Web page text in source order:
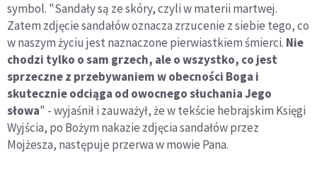
symbol. "Sandały są ze skóry, czyli w materii martwej.
Zatem zdjęcie sandałów oznacza zrzucenie z siebie tego, co
w naszym życiu jest naznaczone pierwiastkiem śmierci. Nie
chodzi tylko o sam grzech, ale o wszystko, co jest
sprzeczne z przebywaniem w obecności Boga i
skutecznie odciąga od owocnego słuchania Jego
słowa" - wyjaśnił i zauważył, że w tekście hebrajskim Księgi
Wyjścia, po Bożym nakazie zdjęcia sandałów przez
Mojżesza, następuje przerwa w mowie Pana.